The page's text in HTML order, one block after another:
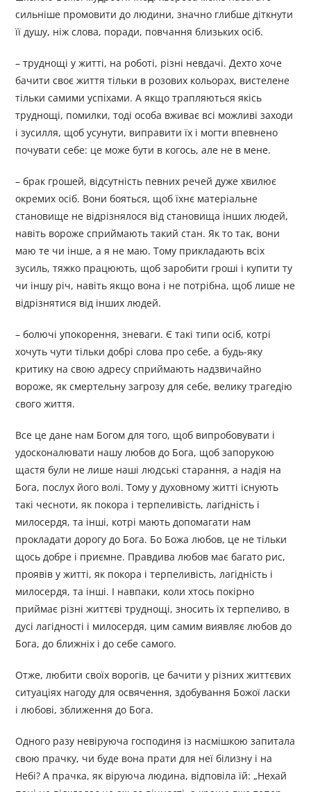
сильніше промовити до людини, значно глибше діткнути
її душу, ніж слова, поради, повчання близьких осіб.
– труднощі у житті, на роботі, різні невдачі. Дехто хоче
бачити своє життя тільки в розових кольорах, вистелене
тільки самими успіхами. А якщо трапляються якісь
труднощі, помилки, тоді особа вживає всі можливі заходи
і зусилля, щоб усунути, виправити їх і могти впевнено
почувати себе: це може бути в когось, але не в мене.
– брак грошей, відсутність певних речей дуже хвилює
окремих осіб. Вони бояться, щоб їхнє матеріальне
становище не відрізнялося від становища інших людей,
навіть вороже сприймають такий стан. Як то так, вони
маю те чи інше, а я не маю. Тому прикладають всіх
зусиль, тяжко працюють, щоб заробити гроші і купити ту
чи іншу річ, навіть якщо вона і не потрібна, щоб лише не
відрізнятися від інших людей.
– болючі упокорення, зневаги. Є такі типи осіб, котрі
хочуть чути тільки добрі слова про себе, а будь-яку
критику на свою адресу сприймають надзвичайно
вороже, як смертельну загрозу для себе, велику трагедію
свого життя.
Все це дане нам Богом для того, щоб випробовувати і
удосконалювати нашу любов до Бога, щоб запорукою
щастя були не лише наші людські старання, а надія на
Бога, послух його волі. Тому у духовному житті існують
такі чесноти, як покора і терпеливість, лагідність і
милосердя, та інші, котрі мають допомагати нам
прокладати дорогу до Бога. Бо Божа любов, це не тільки
щось добре і приємне. Правдива любов має багато рис,
проявів у житті, як покора і терпеливість, лагідність і
милосердя, та інші. І навпаки, коли хтось покірно
приймає різні життєві труднощі, зносить їх терпеливо, в
дусі лагідності і милосердя, цим самим виявляє любов до
Бога, до ближніх і до себе самого.
Отже, любити своїх ворогів, це бачити у різних життєвих
ситуаціях нагоду для освячення, здобування Божої ласки
і любові, зближення до Бога.
Одного разу невіруюча господиня із насмішкою запитала
свою прачку, чи буде вона прати для неї білизну і на
Небі? А прачка, як віруюча людина, відповіла їй: „Нехай